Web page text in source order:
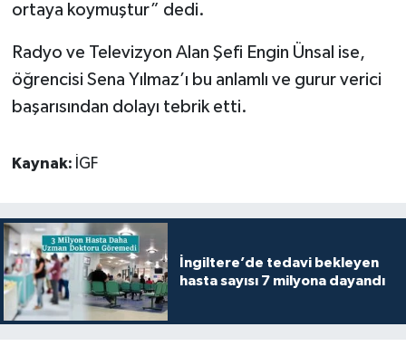
ortaya koymuştur” dedi.
Radyo ve Televizyon Alan Şefi Engin Ünsal ise,
öğrencisi Sena Yılmaz’ı bu anlamlı ve gurur verici
başarısından dolayı tebrik etti.
Kaynak: İGF
İngiltere’de tedavi bekleyen
hasta sayısı 7 milyona dayandı